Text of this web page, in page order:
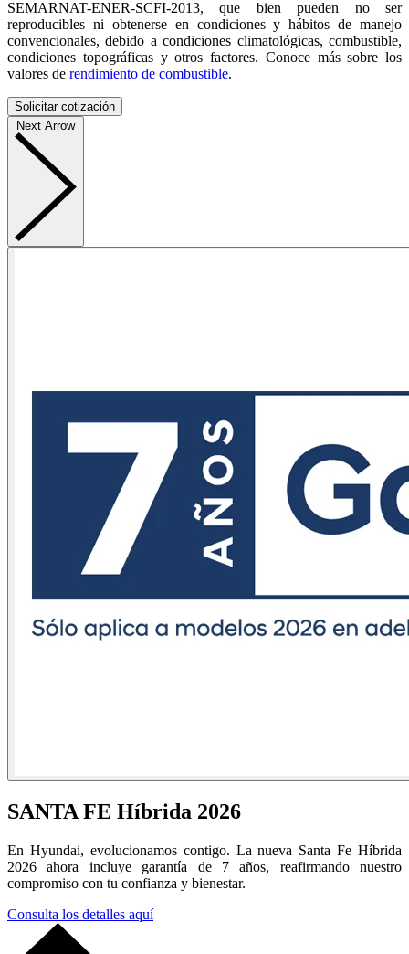
SEMARNAT-ENER-SCFI-2013, que bien pueden no ser
reproducibles ni obtenerse en condiciones y hábitos de manejo
convencionales, debido a condiciones climatológicas, combustible,
condiciones topográficas y otros factores. Conoce más sobre los
valores de rendimiento de combustible.
Solicitar cotización
Next Arrow
SANTA FE Híbrida 2026
En Hyundai, evolucionamos contigo. La nueva Santa Fe Híbrida
2026 ahora incluye garantía de 7 años, reafirmando nuestro
compromiso con tu confianza y bienestar.
Consulta los detalles aquí